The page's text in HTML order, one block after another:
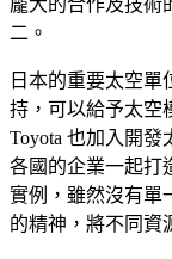
二。
日本的重要太空
持，可以給予太空
Toyota 也加入開
各國的企業一起打
實例，雖然沒有單
的精神，將不同資